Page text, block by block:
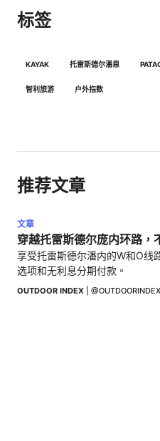
标签
KAYAK 托雷斯德尔潘恩
智利旅游 户外指数
推荐文章
文章
穿越托雷斯德尔庞内环路，
享受托雷斯德尔潘内的W和O线
选项和无利息分期付款。
OUTDOOR INDEX